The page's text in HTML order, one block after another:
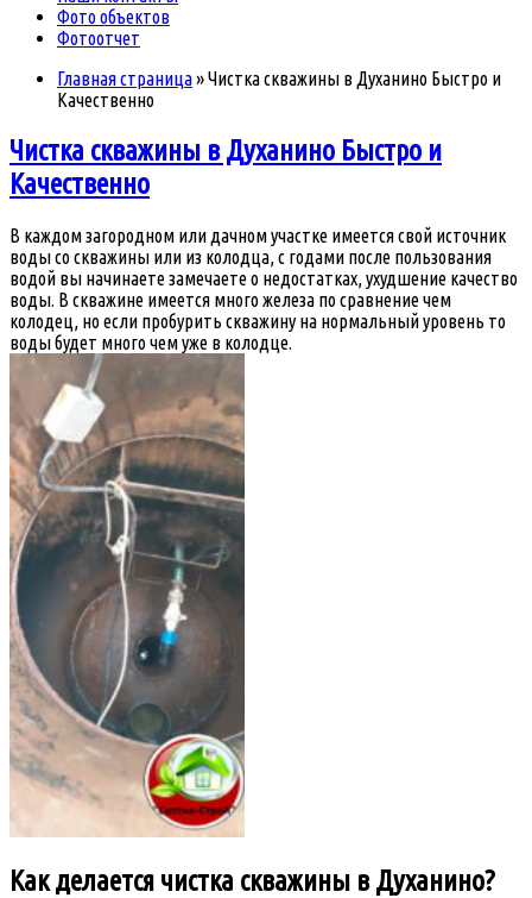
Фото объектов
Фотоотчет
Главная страница»Чистка скважины в Духанино Быстро и
Качественно
Чистка скважины в Духанино Быстро и
Качественно
В каждом загородном или дачном участке имеется свой источник
воды со скважины или из колодца, с годами после пользования
водой вы начинаете замечаете о недостатках, ухудшение качество
воды. В скважине имеется много железа по сравнение чем
колодец, но если пробурить скважину на нормальный уровень то
воды будет много чем уже в колодце.
Как делается чистка скважины в Духанино?